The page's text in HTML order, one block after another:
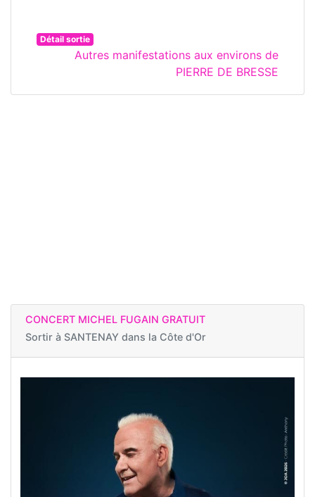
Détail sortie
Autres manifestations aux environs de
PIERRE DE BRESSE
CONCERT MICHEL FUGAIN GRATUIT
Sortir à SANTENAY dans la Côte d'Or